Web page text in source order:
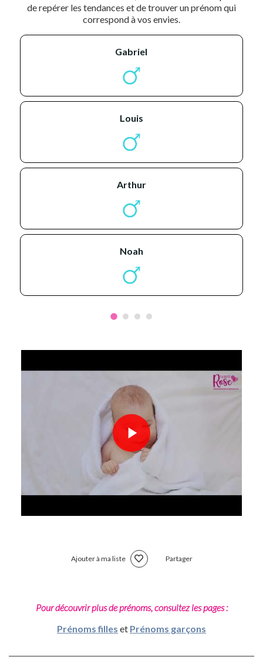
de repérer les tendances et de trouver un prénom qui
correspond à vos envies.
gabriel
louis
arthur
noah
Ajouter à ma liste Partager
Pour découvrir plus de prénoms, consultez les pages :
Prénoms filles et Prénoms garçons